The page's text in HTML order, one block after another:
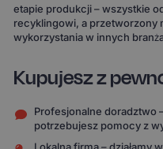
etapie produkcji – wszystkie
recyklingowi, a przetworzony
wykorzystania w innych
Kupujesz z
Profesjonalne doradztwo
potrzebujesz pomocy z